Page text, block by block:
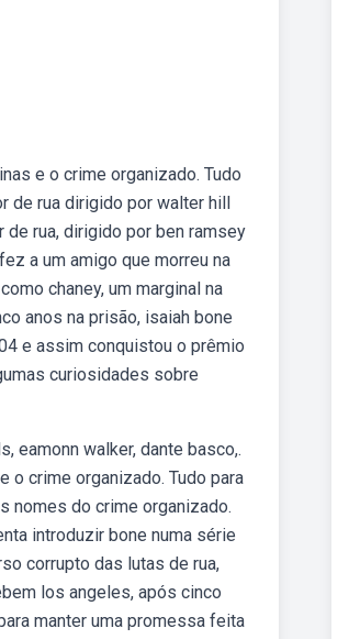
e o crime organizado. Tudo
de rua dirigido por walter hill
rua, dirigido por ben ramsey
a um amigo que morreu na
chaney, um marginal na
anos na prisão, isaiah bone
e assim conquistou o prêmio
curiosidades sobre
eamonn walker, dante basco,.
o crime organizado. Tudo para
nomes do crime organizado.
introduzir bone numa série
corrupto das lutas de rua,
los angeles, após cinco
manter uma promessa feita